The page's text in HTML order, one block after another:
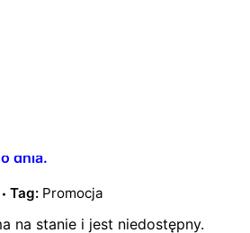
dnia.
Tag: Promocja
na stanie i jest niedostępny.